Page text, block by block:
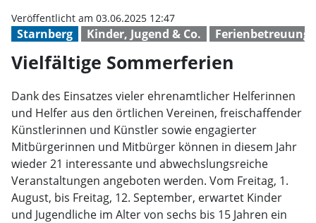
Starnberg Kinder, Jugend & Co. Ferienbetreuung
Veröffentlicht am 03.06.2025 12:47
Vielfältige Sommerferien
Dank des Einsatzes vieler ehrenamtlicher Helferinnen
und Helfer aus den örtlichen Vereinen, freischaffender
Künstlerinnen und Künstler sowie engagierter
Mitbürgerinnen und Mitbürger können in diesem Jahr
wieder 21 interessante und abwechslungsreiche
Veranstaltungen angeboten werden. Vom Freitag, 1.
August, bis Freitag, 12. September, erwartet Kinder
und Jugendliche im Alter von sechs bis 15 Jahren ein